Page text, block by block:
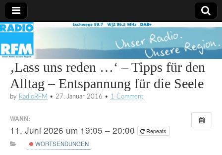
Radio
RFM
‚Lass uns reden …‘ – Tipps für den
Alltag – Entspannung für die Seele
by RadioRFM • 27. Januar 2016 • 1 Comment
WANN:
11. Juni 2026 um 19:05 – 20:00
Repeats
WORTSENDUNGEN